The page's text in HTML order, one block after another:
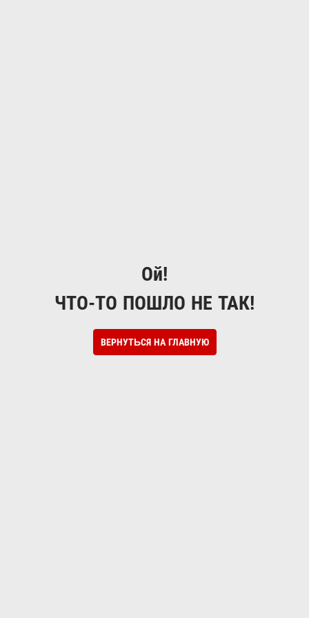
Ой!
ЧТО-ТО ПОШЛО НЕ ТАК!
ВЕРНУТЬСЯ НА ГЛАВНУЮ